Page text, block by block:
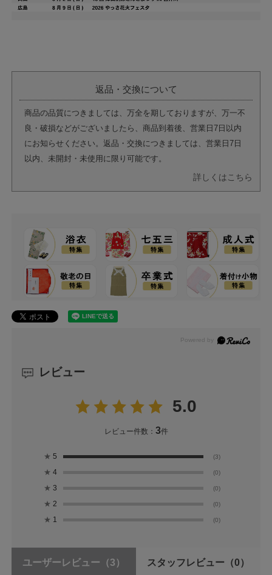
返品・交換について
商品の品質につきましては、万全を期しておりますが、万一不
良・破損などがございましたら、商品到着後、営業日7日以内
にお知らせください。返品・交換につきましては、営業日7日
以内、未開封・未使用に限り可能です。
詳しくはこちら
レビュー
5.0
レビュー件数： 3件
★ 5 (3)
★ 4 (0)
★ 3 (0)
★ 2 (0)
★ 1 (0)
ユーザーレビュー （3） スタッフレビュー （0）